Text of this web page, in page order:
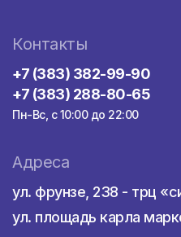
Контакты
+7 (383) 382-99-90
+7 (383) 288-80-65
Пн-Вс, с 10:00 до 22:00
Адреса
ул. фрунзе, 238 - трц
ул. площадь карла